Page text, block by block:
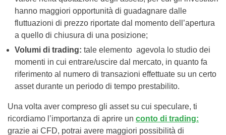
hanno maggiori opportunità di guadagnare dalle
fluttuazioni di prezzo riportate dal momento dell’apertura
a quello di chiusura di una posizione;
Volumi di trading: tale elemento agevola lo studio dei
momenti in cui entrare/uscire dal mercato, in quanto fa
riferimento al numero di transazioni effettuate su un certo
asset durante un periodo di tempo prestabilito.
Una volta aver compreso gli asset su cui speculare, ti
ricordiamo l’importanza di aprire un conto di trading:
grazie ai CFD, potrai avere maggiori possibilità di